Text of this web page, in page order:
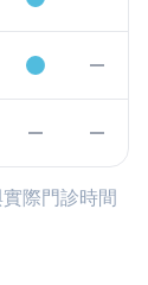
際門診時間